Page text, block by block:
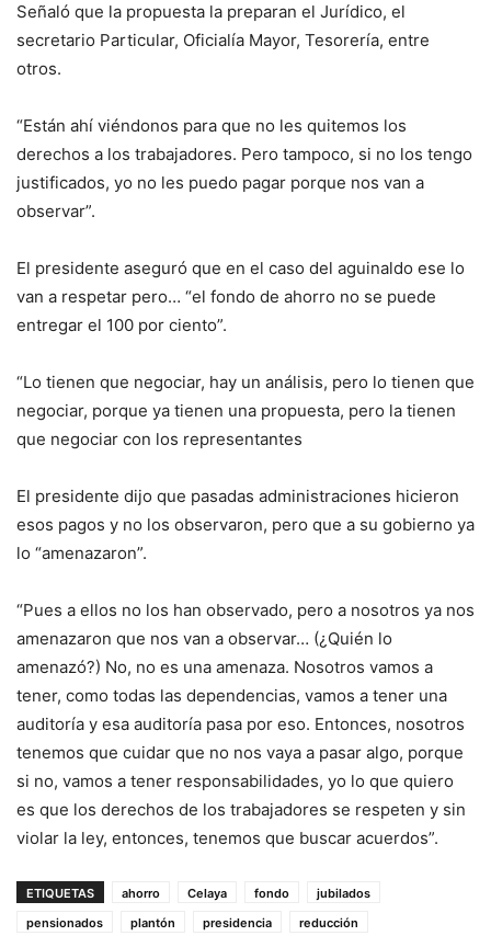
Señaló que la propuesta la preparan el Jurídico, el
secretario Particular, Oficialía Mayor, Tesorería, entre
otros.
“Están ahí viéndonos para que no les quitemos los
derechos a los trabajadores. Pero tampoco, si no los tengo
justificados, yo no les puedo pagar porque nos van a
observar”.
El presidente aseguró que en el caso del aguinaldo ese lo
van a respetar pero… “el fondo de ahorro no se puede
entregar el 100 por ciento”.
“Lo tienen que negociar, hay un análisis, pero lo tienen que
negociar, porque ya tienen una propuesta, pero la tienen
que negociar con los representantes
El presidente dijo que pasadas administraciones hicieron
esos pagos y no los observaron, pero que a su gobierno ya
lo “amenazaron”.
“Pues a ellos no los han observado, pero a nosotros ya nos
amenazaron que nos van a observar… (¿Quién lo
amenazó?) No, no es una amenaza. Nosotros vamos a
tener, como todas las dependencias, vamos a tener una
auditoría y esa auditoría pasa por eso. Entonces, nosotros
tenemos que cuidar que no nos vaya a pasar algo, porque
si no, vamos a tener responsabilidades, yo lo que quiero
es que los derechos de los trabajadores se respeten y sin
violar la ley, entonces, tenemos que buscar acuerdos”.
ETIQUETAS ahorro Celaya fondo
jubilados
pensionados
plantón presidencia reducción